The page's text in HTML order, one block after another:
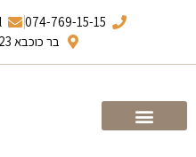
074-769-15-15
בר כוכבא 23, קומה 10 בני ברק